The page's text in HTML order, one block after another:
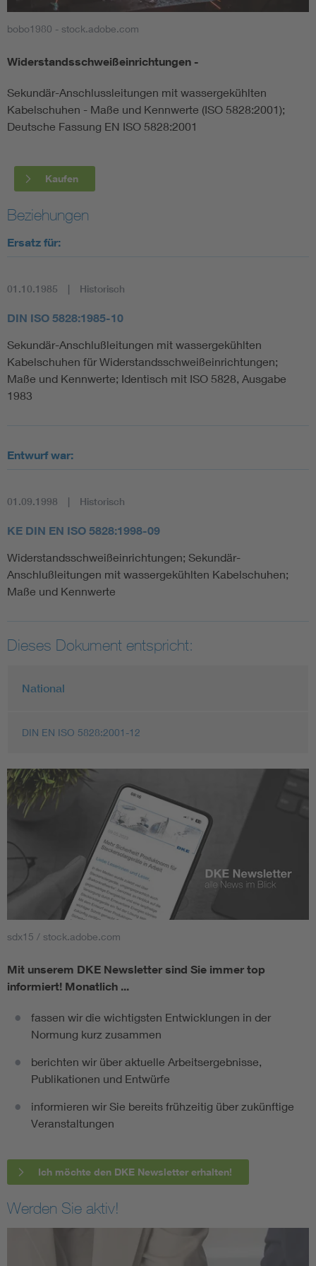
Smart Cities
DKE Fachinformationen im Kontext der Normung
Blitzschutz: DIN EN 62305 in der Übersicht
Cybersecurity in der Industrieautomatisierung
DIN VDE 0100 für sichere Elektroinstallationen
bobo1980 - stock.adobe.com
Widerstandsschweißeinrichtungen -
Sekundär-Anschlussleitungen mit wassergekühlten
Kabelschuhen - Maße und Kennwerte (ISO 5828:2001);
Deutsche Fassung EN ISO 5828:2001
Kaufen
Beziehungen
Ersatz für:
01.10.1985 Historisch
DIN ISO 5828:1985-10
Sekundär-Anschlußleitungen mit wassergekühlten
Kabelschuhen für Widerstandsschweißeinrichtungen;
Maße und Kennwerte; Identisch mit ISO 5828, Ausgabe
1983
Entwurf war:
01.09.1998 Historisch
KE DIN EN ISO 5828:1998-09
Widerstandsschweißeinrichtungen; Sekundär-
Anschlußleitungen mit wassergekühlten Kabelschuhen;
Maße und Kennwerte
Dieses Dokument entspricht:
National
DIN EN ISO 5828:2001-12
sdx15 / stock.adobe.com
Mit unserem DKE Newsletter sind Sie immer top
informiert! Monatlich ...
fassen wir die wichtigsten Entwicklungen in der
Normung kurz zusammen
berichten wir über aktuelle Arbeitsergebnisse,
Publikationen und Entwürfe
informieren wir Sie bereits frühzeitig über zukünftige
Veranstaltungen
Ich möchte den DKE Newsletter erhalten!
Werden Sie aktiv!